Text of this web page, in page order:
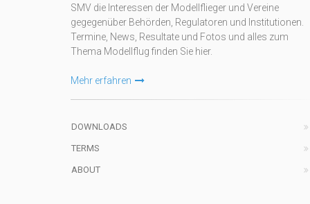
SMV die Interessen der Modellflieger und Vereine
gegegenüber Behörden, Regulatoren und Institutionen.
Termine, News, Resultate und Fotos und alles zum
Thema Modellflug finden Sie hier.
Mehr erfahren
DOWNLOADS
TERMS
ABOUT